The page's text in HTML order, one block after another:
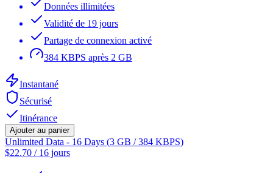
Données illimitées
Validité de 19 jours
Partage de connexion activé
384 KBPS après 2 GB
Instantané
Sécurisé
Itinérance
Ajouter au panier
Unlimited Data - 16 Days (3 GB / 384 KBPS)
$22.70 / 16 jours